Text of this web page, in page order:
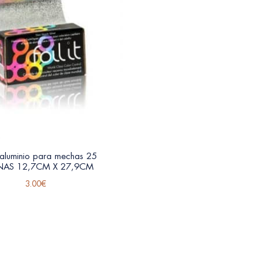
para mechas 25
12,7CM X 27,9CM
3.00€